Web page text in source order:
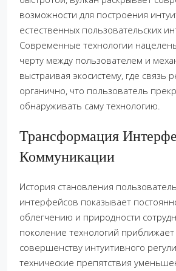
возможности для построения
естественных пользовательских
Современные технологии
черту между пользователем и
выстраивая экосистему, где связь
органично, что пользователь
обнаруживать саму технологию.
Трансформация
Коммуникации
История становления
интерфейсов показывает
облегчению и природности
поколение технологий приближает
совершенству интуитивного
технические препятствия